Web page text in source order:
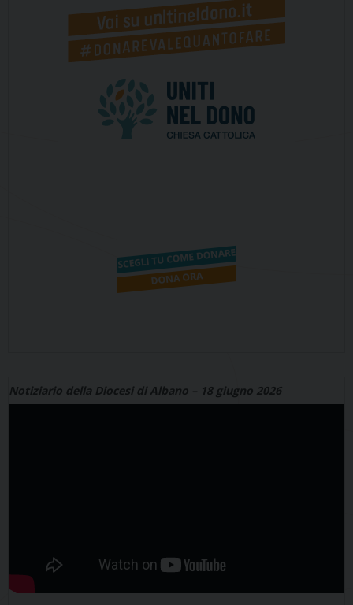
Notiziario della Diocesi di Albano – 18 giugno 2026